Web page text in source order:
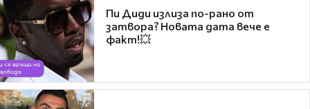
Пи Диди излиза по-рано от
затвора? Новата дата вече е
факт!💥